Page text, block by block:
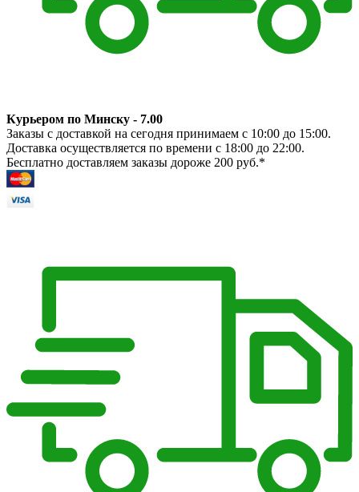
Курьером по Минску - 7.00
Заказы с доставкой на сегодня принимаем с 10:00 до 15:00.
Доставка осуществляется по времени с 18:00 до 22:00.
Бесплатно доставляем заказы дороже 200 руб.*